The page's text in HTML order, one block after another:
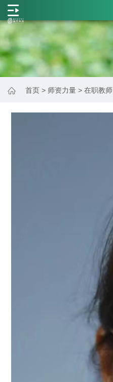
院
概
首页 > 师资力量 > 在职教师